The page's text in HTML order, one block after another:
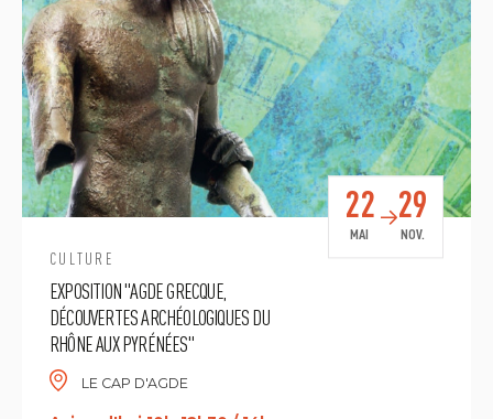
CULTURE
EXPOSITION "AGDE GRECQUE,
DÉCOUVERTES ARCHÉOLOGIQUES DU
RHÔNE AUX PYRÉNÉES"
LE CAP D'AGDE
22
MAI
29
NOV.